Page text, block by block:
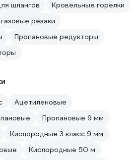
шлангов
Кровельные горелки
резаки
Пропановые редукторы
Ацетиленовые
Пропановые 9 мм
Кислородные 3 класс 9 мм
Кислородные 50 м